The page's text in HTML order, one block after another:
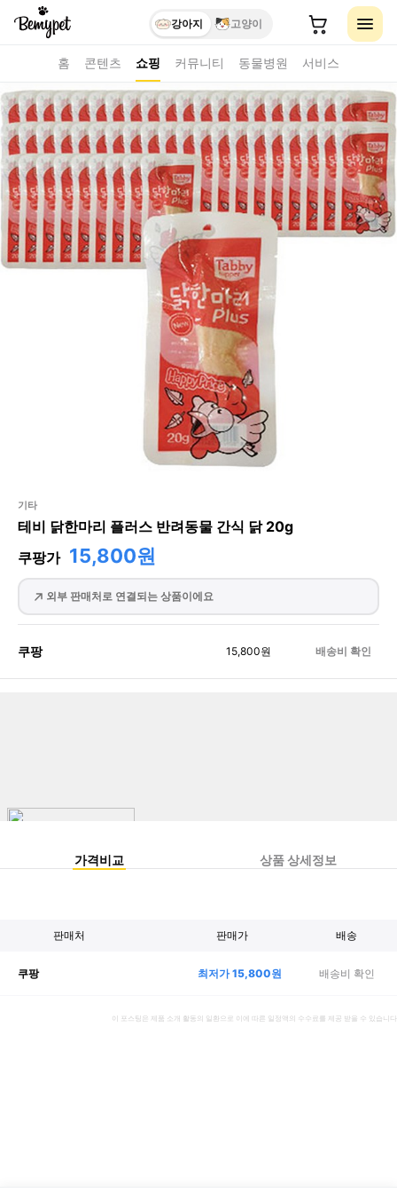
강아지 고양이
홈 콘텐츠 쇼핑 커뮤니티 동물병원 서비스
기타
테비 닭한마리 플러스 반려동물 간식 닭 20g
쿠팡가 15,800원
외부 판매처로 연결되는 상품이에요
쿠팡 15,800원 배송비 확인
가격비교 상품 상세정보
판매처 판매가 배송
쿠팡 최저가15,800원 배송비 확인
이 포스팅은 제품 소개 활동의 일환으로 이에 따른 일정액의 수수료를 제공 받을 수 있습니다